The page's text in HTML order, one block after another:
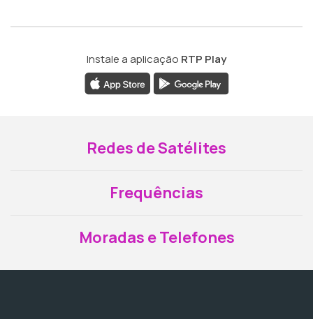
Instale a aplicação RTP Play
Redes de Satélites
Frequências
Moradas e Telefones